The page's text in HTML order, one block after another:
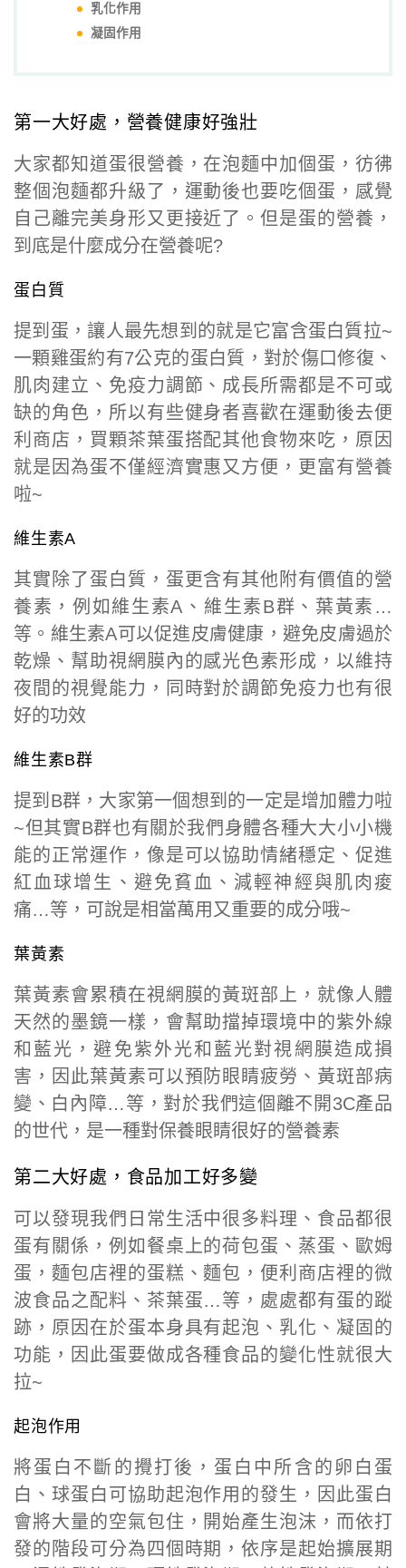
乳化作用
凝固作用
第一大好處，營養健康好強壯
大家都知道蛋很營養，在泡麵中加個蛋，彷彿
整個泡麵都升級了，運動後也要吃個蛋，感覺
自己離完美身形又更接近了。但是蛋的營養，
到底是什麼成分在營養呢?
蛋白質
提到蛋，讓人最先想到的就是它富含蛋白質拉~
一顆雞蛋約有7公克的蛋白質，對於傷口修復、
肌肉建立、免疫力調節、成長所需都是不可或
缺的角色，所以有些健身者喜歡在運動後去便
利商店，買顆茶葉蛋搭配其他食物來吃，原因
就是因為蛋不僅經濟實惠又方便，更富有營養
啦~
維生素A
其實除了蛋白質，蛋更含有其他附有價值的營
養素，例如維生素A、維生素B群、葉黃素…
等。維生素A可以促進皮膚健康，避免皮膚過於
乾燥、幫助視網膜內的感光色素形成，以維持
夜間的視覺能力，同時對於調節免疫力也有很
好的功效
維生素B群
提到B群，大家第一個想到的一定是增加體力啦
~但其實B群也有關於我們身體各種大大小小機
能的正常運作，像是可以協助情緒穩定、促進
紅血球增生、避免貧血、減輕神經與肌肉痠
痛…等，可說是相當萬用又重要的成分哦~
葉黃素
葉黃素會累積在視網膜的黃斑部上，就像人體
天然的墨鏡一樣，會幫助擋掉環境中的紫外線
和藍光，避免紫外光和藍光對視網膜造成損
害，因此葉黃素可以預防眼睛疲勞、黃斑部病
變、白內障…等，對於我們這個離不開3C產品
的世代，是一種對保養眼睛很好的營養素
第二大好處，食品加工好多變
可以發現我們日常生活中很多料理、食品都很
蛋有關係，例如餐桌上的荷包蛋、蒸蛋、歐姆
蛋，麵包店裡的蛋糕、麵包，便利商店裡的微
波食品之配料、茶葉蛋…等，處處都有蛋的蹤
跡，原因在於蛋本身具有起泡、乳化、凝固的
功能，因此蛋要做成各種食品的變化性就很大
拉~
起泡作用
將蛋白不斷的攪打後，蛋白中所含的卵白蛋
白、球蛋白可協助起泡作用的發生，因此蛋白
會將大量的空氣包住，開始產生泡沫，而依打
發的階段可分為四個時期，依序是起始擴展期